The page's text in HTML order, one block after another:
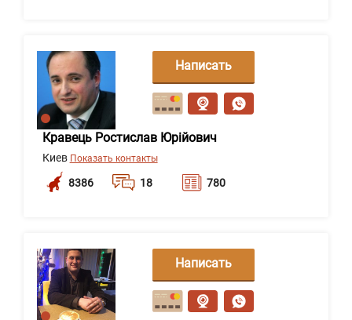
Кравець Ростислав Юрійович
Киев Показать контакты
8386 18 780
Написать
сообщение
Написать
сообщение